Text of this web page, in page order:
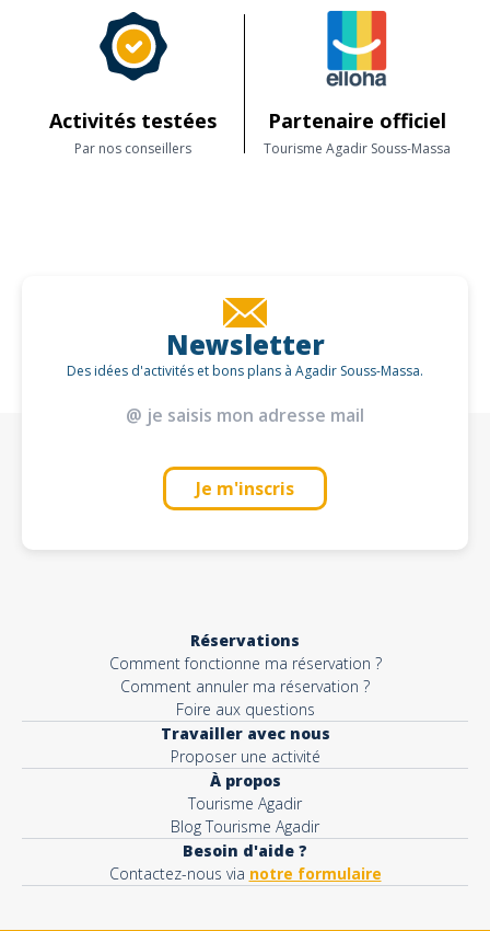
Activités testées
Par nos conseillers
Partenaire officiel
Tourisme Agadir Souss-Massa
Newsletter
Des idées d'activités et bons plans à Agadir Souss-Massa.
Je m'inscris
Réservations
Comment fonctionne ma réservation ?
Comment annuler ma réservation ?
Foire aux questions
Travailler avec nous
Proposer une activité
À propos
Tourisme Agadir
Blog Tourisme Agadir
Besoin d'aide ?
Contactez-nous via notre formulaire